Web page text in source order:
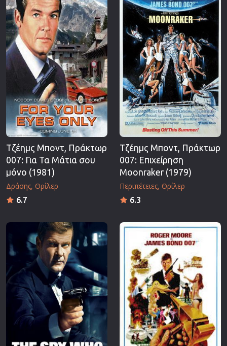
Τζέημς Μποντ, Πράκτωρ
007: Για Τα Μάτια σου
μόνο (1981)
Δράσης Θρίλερ
6.7
Τζέημς Μποντ, Πράκτωρ
007: Επιχείρηση
Moonraker (1979)
Περιπέτειες Θρίλερ
6.3